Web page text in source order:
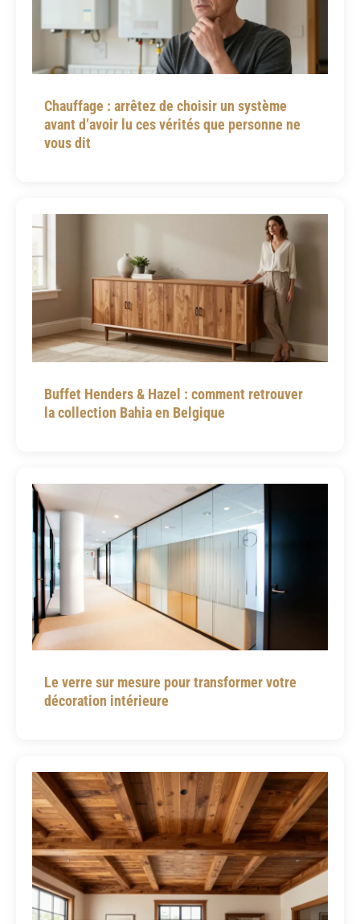
Chauffage : arrêtez de choisir un système
avant d’avoir lu ces vérités que personne ne
vous dit
Buffet Henders & Hazel : comment retrouver
la collection Bahia en Belgique
Le verre sur mesure pour transformer votre
décoration intérieure